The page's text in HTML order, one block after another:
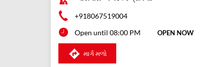
+918067519004
Open until 08:00 PM
OPEN NOW
માર્ગ મળો